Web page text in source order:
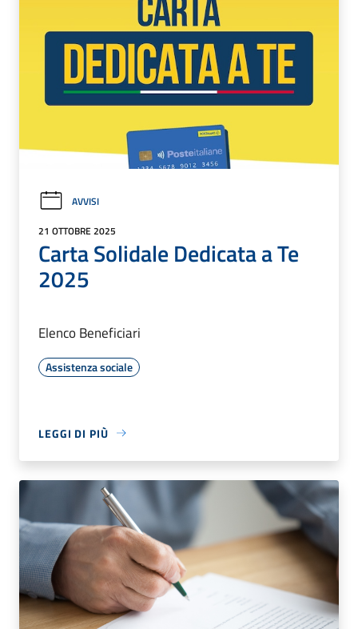
AVVISI
21 OTTOBRE 2025
Carta Solidale Dedicata a Te
2025
Elenco Beneficiari
Assistenza sociale
LEGGI DI PIÙ